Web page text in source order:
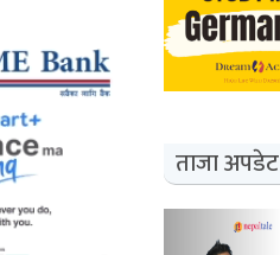
ताजा अपडेट